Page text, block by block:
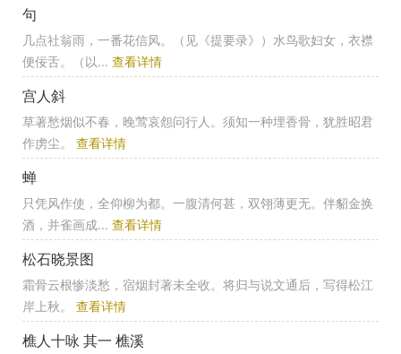
句
几点社翁雨，一番花信风。（见《提要录》）水鸟歌妇女，衣襟
便佞舌。（以... 查看详情
宫人斜
草著愁烟似不春，晚莺哀怨问行人。须知一种埋香骨，犹胜昭君
作虏尘。 查看详情
蝉
只凭风作使，全仰柳为都。一腹清何甚，双翎薄更无。伴貂金换
酒，并雀画成... 查看详情
松石晓景图
霜骨云根惨淡愁，宿烟封著未全收。将归与说文通后，写得松江
岸上秋。 查看详情
樵人十咏 其一 樵溪